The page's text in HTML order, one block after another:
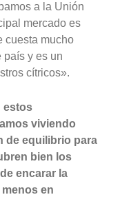
a la Unión
mercado es
cuesta mucho
país y es un
cítricos».
estos
viviendo
de equilibrio para
bien los
encarar la
en